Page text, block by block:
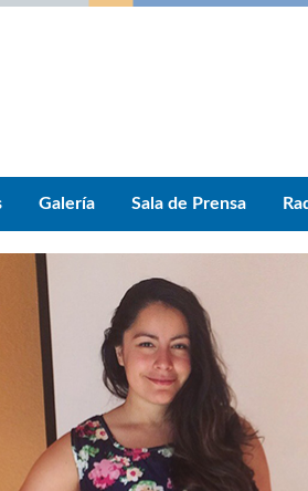
Galería Sala de Prensa